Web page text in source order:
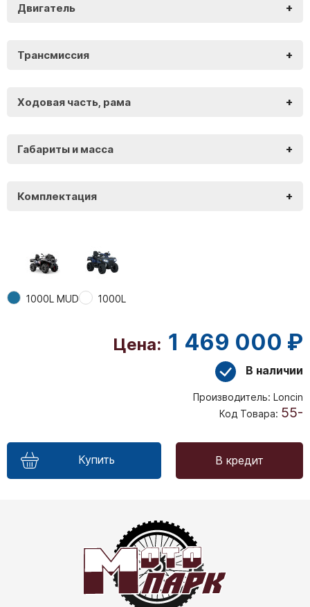
Двигатель +
Трансмиссия +
Ходовая часть, рама +
Габариты и масса +
Комплектация +
1000L MUD 1000L
Цена: 1 469 000 ₽
В наличии
Производитель: Loncin
Код Товара: 55-
Купить В кредит